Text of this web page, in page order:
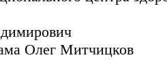
Олег Митчицков